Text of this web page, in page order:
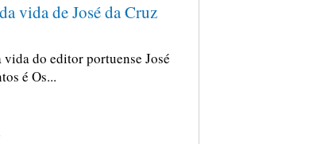
vida de José da Cruz
vida do editor portuense José
é Os...